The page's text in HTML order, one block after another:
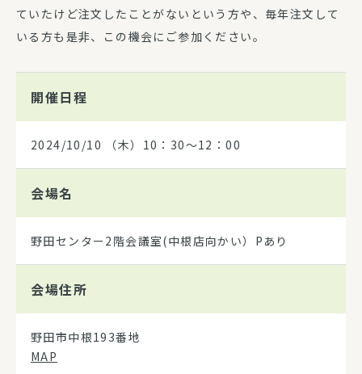
ていたけど注文したことがないという方や、毎年注文して
いる方も是非、この機会にご参加ください。
開催日程
2024/10/10 （木）10：30～12：00
会場名
野田センター2階会議室(中根店向かい）Pあり
会場住所
野田市中根193番地
MAP